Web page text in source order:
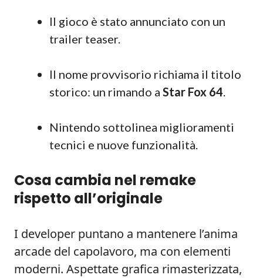
Il gioco è stato annunciato con un
trailer teaser.
Il nome provvisorio richiama il titolo
storico: un rimando a Star Fox 64.
Nintendo sottolinea miglioramenti
tecnici e nuove funzionalità.
Cosa cambia nel remake
rispetto all’originale
I developer puntano a mantenere l’anima
arcade del capolavoro, ma con elementi
moderni. Aspettate grafica rimasterizzata,